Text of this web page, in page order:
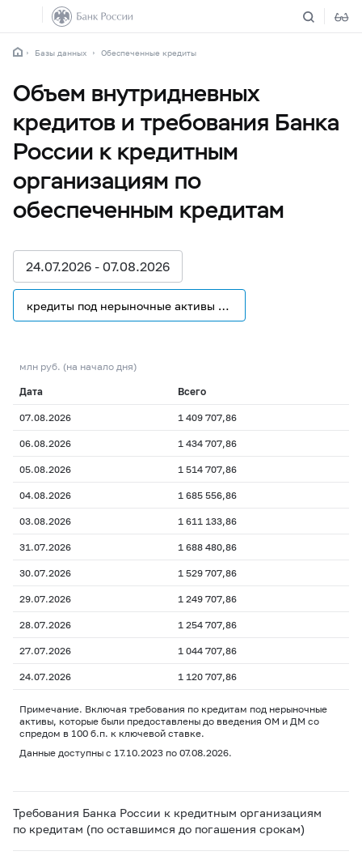
Базы данных Обеспеченные кредиты
Объем внутридневных
кредитов и требования Банка
России к кредитным
организациям по
обеспеченным кредитам
24.07.2026 - 07.08.2026
кредиты под нерыночные активы ОМ
млн руб. (на начало дня)
Дата Всего
07.08.2026 1 409 707,86
06.08.2026 1 434 707,86
05.08.2026 1 514 707,86
04.08.2026 1 685 556,86
03.08.2026 1 611 133,86
31.07.2026 1 688 480,86
30.07.2026 1 529 707,86
29.07.2026 1 249 707,86
28.07.2026 1 254 707,86
27.07.2026 1 044 707,86
24.07.2026 1 120 707,86
Примечание. Включая требования по кредитам под нерыночные
активы, которые были предоставлены до введения ОМ и ДМ со
спредом в 100 б.п. к ключевой ставке.
Данные доступны с 17.10.2023 по 07.08.2026.
Требования Банка России к кредитным организациям
по кредитам (по оставшимся до погашения срокам)